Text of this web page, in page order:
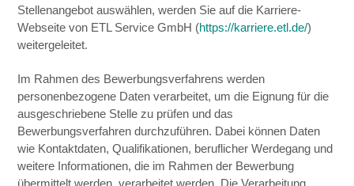
Stellenangebot auswählen, werden Sie auf die Karriere-
Webseite von ETL Service GmbH (https://karriere.etl.de/)
weitergeleitet.
Im Rahmen des Bewerbungsverfahrens werden
personenbezogene Daten verarbeitet, um die Eignung für die
ausgeschriebene Stelle zu prüfen und das
Bewerbungsverfahren durchzuführen. Dabei können Daten
wie Kontaktdaten, Qualifikationen, beruflicher Werdegang und
weitere Informationen, die im Rahmen der Bewerbung
übermittelt werden, verarbeitet werden. Die Verarbeitung